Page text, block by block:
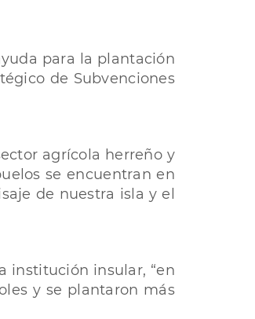
para la plantación
de Subvenciones
agrícola herreño y
se encuentran en
de nuestra isla y el
institución insular, “en
y se plantaron más